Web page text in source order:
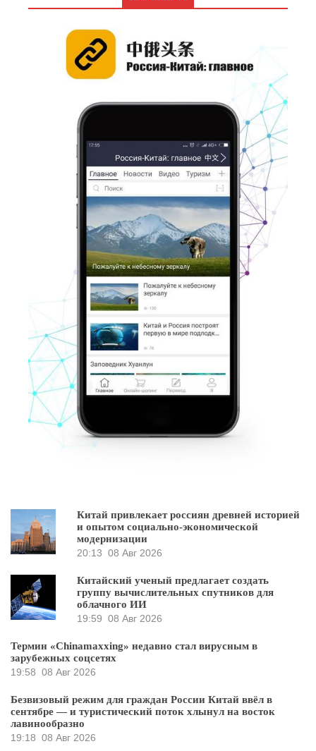
Китай привлекает россиян древней историей
и опытом социально-экономической
модернизации
20:13 08 Авг 2026
Китайский ученый предлагает создать
группу вычислительных спутников для
облачного ИИ
19:59 08 Авг 2026
Термин «Chinamaxxing» недавно стал вирусным в
зарубежных соцсетях
19:58 08 Авг 2026
Безвизовый режим для граждан России Китай ввёл в
сентябре — и туристический поток хлынул на восток
лавинообразно
19:18 08 Авг 2026